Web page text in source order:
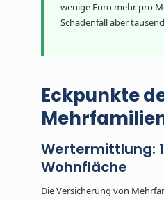
wenige Euro mehr pro
Schadenfall aber
Eckpunkte
Wertermittlung:
Wohnfläche
Die Versicherung von